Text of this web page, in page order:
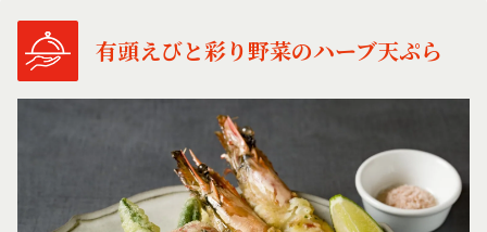
有頭えびと彩り野菜のハーブ天ぷら